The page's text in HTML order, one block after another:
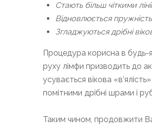
Стають більш чіткими
Відновлюється
Згладжуються дрібні
Процедура корисна в будь-
руху лімфи призводить до
усувається вікова
помітними дрібні шрами і
Таким чином, продовжити